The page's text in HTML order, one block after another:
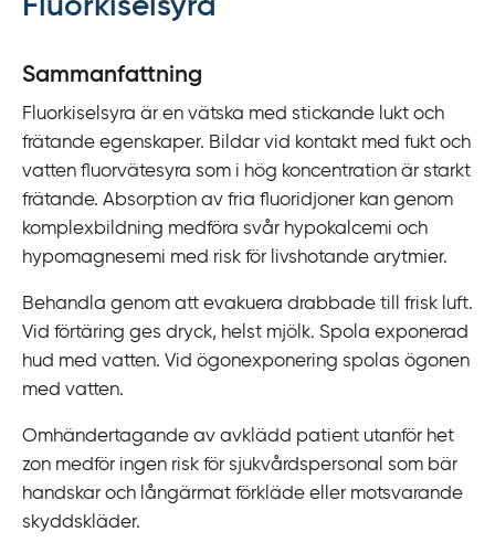
Fluorkiselsyra
Sammanfattning
Fluorkiselsyra är en vätska med stickande lukt och
frätande egenskaper. Bildar vid kontakt med fukt och
vatten fluorvätesyra som i hög koncentration är starkt
frätande. Absorption av fria fluoridjoner kan genom
komplexbildning medföra svår hypokalcemi och
hypomagnesemi med risk för livshotande arytmier.
Behandla genom att evakuera drabbade till frisk luft.
Vid förtäring ges dryck, helst mjölk. Spola exponerad
hud med vatten. Vid ögonexponering spolas ögonen
med vatten.
Omhändertagande av avklädd patient utanför het
zon medför ingen risk för sjukvårdspersonal som bär
handskar och långärmat förkläde eller motsvarande
skyddskläder.